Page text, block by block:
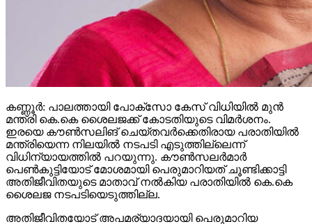
കണ്ണൂര്‍: പാലത്തായി പോക്സോ കേസ് വിധിയില്‍ മുന്‍
മന്ത്രി കെ.കെ ശൈലജക്ക് കോടതിയുടെ വിമര്‍ശനം.
ഇരയെ കൗണ്‍സലിങ് ചെയ്തവര്‍ക്കെതിരായ പരാതിയില്‍
മന്ത്രിയെന്ന നിലയില്‍ നടപടി എടുത്തില്ലെന്ന്
വിധിന്യായത്തില്‍ പറയുന്നു. കൗണ്‍സലര്‍മാര്‍
പെണ്‍കുട്ടിയോട് മോശമായി പെരുമാറിയത് ചൂണ്ടിക്കാട്ടി
അതിജീവിതയുടെ മാതാവ് നല്‍കിയ പരാതിയില്‍ കെ.കെ
അതിജീവിതയോട് അപമര്യാദയായി പെരുമാറിയ
കൗണ്‍സലര്‍മാരെ പിരിച്ചു വിടണമെന്നും
വിധിന്യായത്തില്‍ പറയുന്നുണ്ട്. സാമൂഹ്യക്ഷേമ
വകുപ്പിന് കീഴിലെ കൗണ്‍സലര്‍മാര്‍ക്കെതിരെ നടപടി
വേണമെന്ന് കോടതി. കൗണ്‍സലിങ്ങിന്റെ പേരില്‍
കൗണ്‍സലര്‍മാര്‍ കുട്ടിയെ മാനസികമായി
പീഡിപ്പിച്ചുവെന്നും അവര്‍ ജോലിയില്‍ തുടരാന്‍